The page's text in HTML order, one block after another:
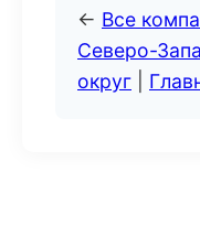
← Все
Северо-
округ